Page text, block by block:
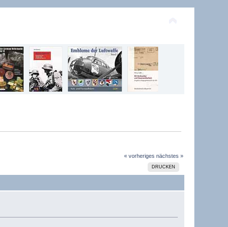
« vorheriges nächstes »
DRUCKEN